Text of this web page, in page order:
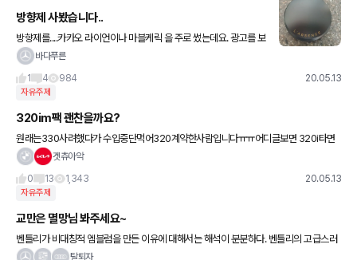
방향제 사봤습니다..
방향제를....카카오 라이언이나 마블케릭 을 주로 썼는데요. 광고를 보
다가 롭x 판매1위 라는 랍생x 향수를 방향제로 내놨다 해서 평소에
바다푸른
1
4 984 20.05.13
자유주제
320im팩 괜찬을까요?
원래는330사려했다가 수입중단먹어320계약한사람입니다ㅠㅠ어디글보면 320i타면
아반떼스포츠 한테따인다고 부들부들거리게 되있다고 그러더라구요..솔직히 저는320이
겟츄아악
0
13 1,343 20.05.13
자유주제
교만은 멸망님 봐주세요~
벤틀리가 비대칭적 엠블럼을 만든 이유에 대해서는 해석이 분분하다. 벤틀리의 고급스러
운 이미지를 지키고 불법복제를 막기위한 전략적 디자인이라는 분석에 가장 힘이 실린다.
탈퇴자